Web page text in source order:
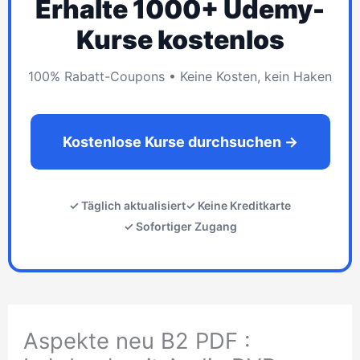
Erhalte 1000+ Udemy-
Kurse kostenlos
100% Rabatt-Coupons • Keine Kosten, kein Haken
Kostenlose Kurse durchsuchen →
✓ Täglich aktualisiert✓ Keine Kreditkarte
✓ Sofortiger Zugang
Aspekte neu B2 PDF :